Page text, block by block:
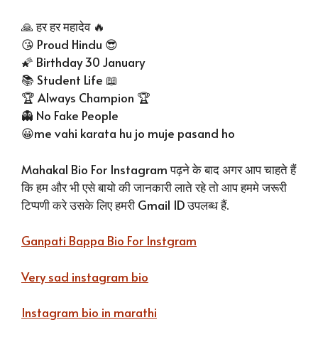
🙏 हर हर महादेव 🔥
😘 Proud Hindu 😎
🌠 Birthday 30 January
📚 Student Life 📖
🏆 Always Champion 🏆
👻 No Fake People
😀me vahi karata hu jo muje pasand ho
Mahakal Bio For Instagram पढ़ने के बाद अगर आप चाहते हैं
कि हम और भी एसे बायो की जानकारी लाते रहे तो आप हममे जरूरी
टिप्पणी करे उसके लिए हमरी Gmail ID उपलब्ध हैं.
Ganpati Bappa Bio For Instgram
Very sad instagram bio
Instagram bio in marathi